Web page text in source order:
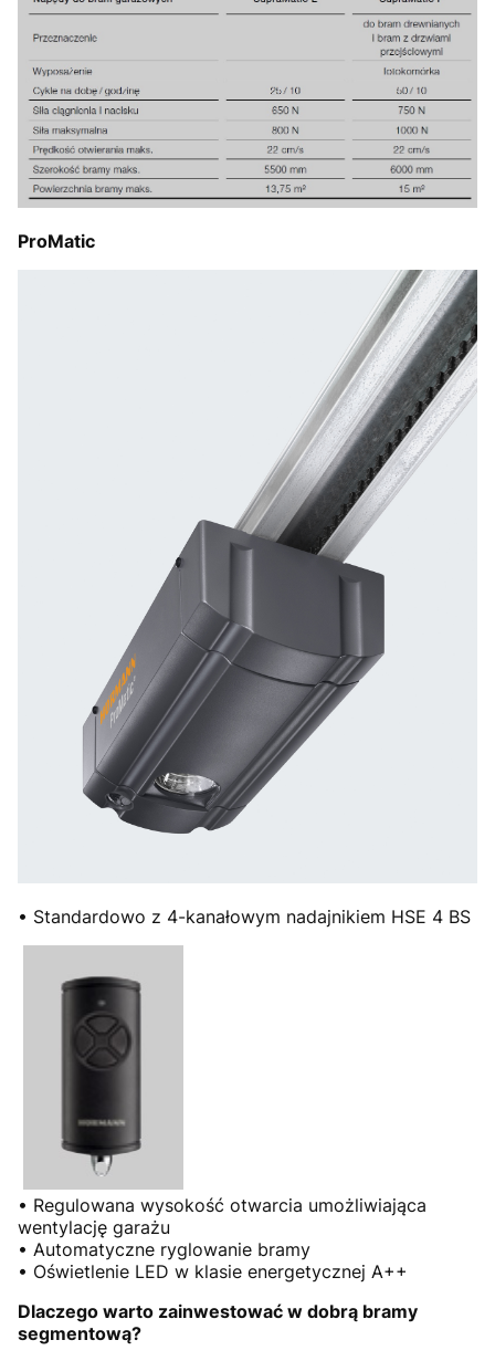
ProMatic
• Standardowo z 4-kanałowym nadajnikiem HSE 4 BS
• Regulowana wysokość otwarcia umożliwiająca
wentylację garażu
• Automatyczne ryglowanie bramy
• Oświetlenie LED w klasie energetycznej A++
Dlaczego warto zainwestować w dobrą bramy
segmentową?